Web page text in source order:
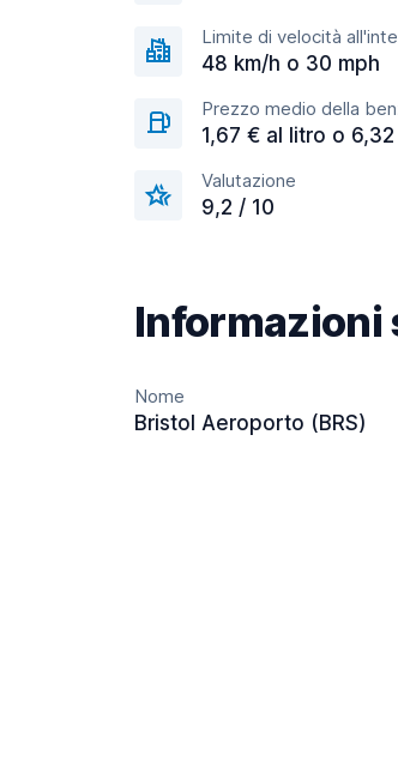
Limite di velocità
48 km/h o 30 mph
Prezzo medio della
1,67 € al litro o
Valutazione
9,2 / 10
Informazioni
Nome
Bristol Aeroporto (BRS)